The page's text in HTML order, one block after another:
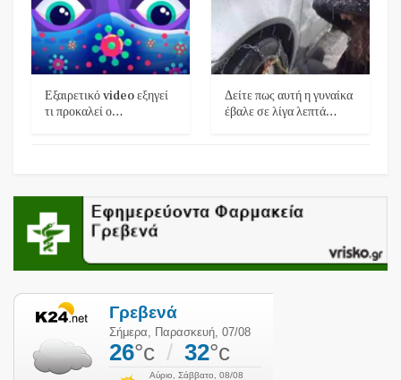
Εξαιρετικό video εξηγεί
τι προκαλεί ο…
Δείτε πως αυτή η γυναίκα
έβαλε σε λίγα λεπτά…